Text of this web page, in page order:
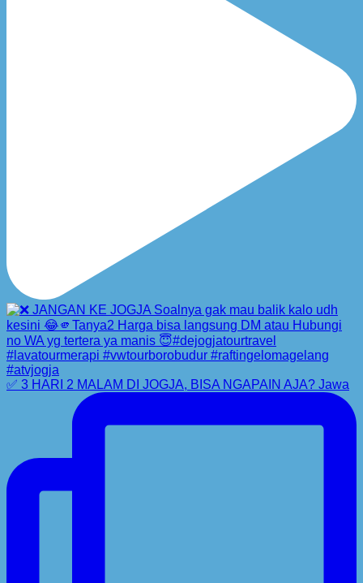
✅ 3 HARI 2 MALAM DI JOGJA, BISA NGAPAIN AJA? Jawa